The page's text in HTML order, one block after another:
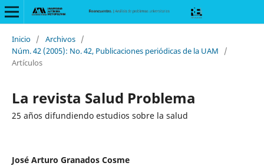
Inicio / Archivos /
Núm. 42 (2005): No. 42, Publicaciones periódicas de la UAM
/
Artículos
La revista Salud Problema
25 años difundiendo estudios sobre la salud
José Arturo Granados Cosme